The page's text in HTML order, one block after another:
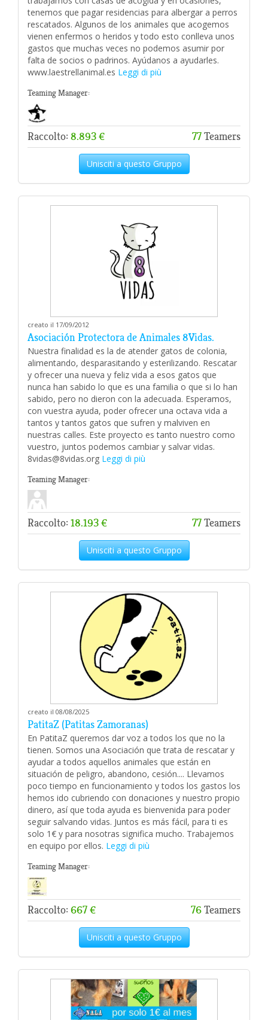
tenemos que pagar residencias para albergar a perros
rescatados. Algunos de los animales que acogemos
vienen enfermos o heridos y todo esto conlleva unos
gastos que muchas veces no podemos asumir por
falta de socios o padrinos. Ayúdanos a ayudarles.
www.laestrellanimal.es Leggi di più
Teaming Manager:
Raccolto: 8.893 € 77Teamers
Unisciti a questo Gruppo
creato il 17/09/2012
Asociación Protectora de Animales 8Vidas.
Nuestra finalidad es la de atender gatos de colonia,
alimentando, desparasitando y esterilizando. Rescatar
y ofrecer una nueva y feliz vida a esos gatos que
nunca han sabido lo que es una familia o que si lo han
sabido, pero no dieron con la adecuada. Esperamos,
con vuestra ayuda, poder ofrecer una octava vida a
tantos y tantos gatos que sufren y malviven en
nuestras calles. Este proyecto es tanto nuestro como
vuestro, juntos podemos cambiar y salvar vidas.
8vidas@8vidas.org Leggi di più
Teaming Manager:
Raccolto: 18.193 € 77Teamers
Unisciti a questo Gruppo
creato il 08/08/2025
PatitaZ (Patitas Zamoranas)
En PatitaZ queremos dar voz a todos los que no la
tienen. Somos una Asociación que trata de rescatar y
ayudar a todos aquellos animales que están en
situación de peligro, abandono, cesión.... Llevamos
poco tiempo en funcionamiento y todos los gastos los
hemos ido cubriendo con donaciones y nuestro propio
dinero, así que toda ayuda es bienvenida para poder
seguir salvando vidas. Juntos es más fácil, para ti es
solo 1€ y para nosotras significa mucho. Trabajemos
en equipo por ellos. Leggi di più
Teaming Manager:
Raccolto: 667 € 76Teamers
Unisciti a questo Gruppo